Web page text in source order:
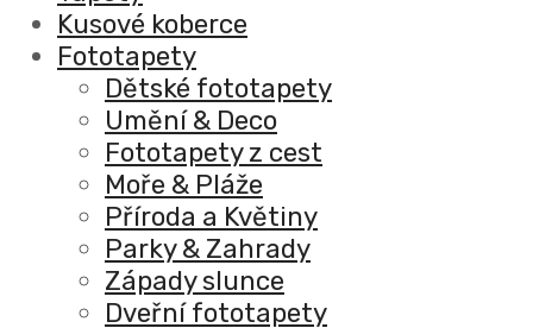
Kusové koberce
Fototapety
Dětské fototapety
Umění & Deco
Fototapety z cest
Moře & Pláže
Příroda a Květiny
Parky & Zahrady
Západy slunce
Dveřní fototapety